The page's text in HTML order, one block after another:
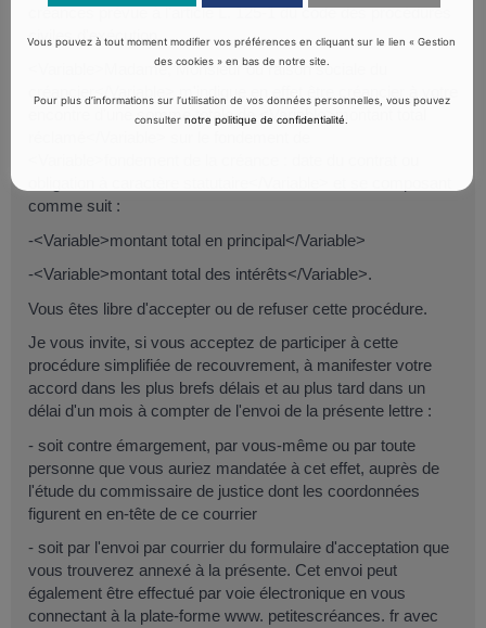
créances prévue à l'article L. 125-1 du code des procédures
civiles d'exécution.
<Variable>Madame, Monsieur ou raison sociale du
créancier</Variable> m'indique en effet être créancier à votre
encontre d'une somme totale de <Variable>montant total
comme suit :
-<Variable>montant total en principal</Variable>
-<Variable>montant total des intérêts</Variable>.
Vous êtes libre d'accepter ou de refuser cette procédure.
Je vous invite, si vous acceptez de participer à cette
procédure simplifiée de recouvrement, à manifester votre
accord dans les plus brefs délais et au plus tard dans un
délai d'un mois à compter de l'envoi de la présente lettre :
- soit contre émargement, par vous-même ou par toute
personne que vous auriez mandatée à cet effet, auprès de
l'étude du commissaire de justice dont les coordonnées
figurent en en-tête de ce courrier
- soit par l'envoi par courrier du formulaire d'acceptation que
vous trouverez annexé à la présente. Cet envoi peut
également être effectué par voie électronique en vous
connectant à la plate-forme www. petitescréances. fr avec
Vous pouvez à tout moment modifier vos préférences en cliquant sur le lien « Gestion
des cookies » en bas de notre site.
Pour plus d’informations sur l’utilisation de vos données personnelles, vous pouvez
consulternotre politique de confidentialité